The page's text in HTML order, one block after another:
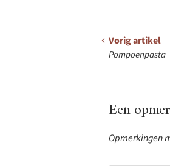
Vorig artikel
Pompoenpasta
Een
Opmerkingen